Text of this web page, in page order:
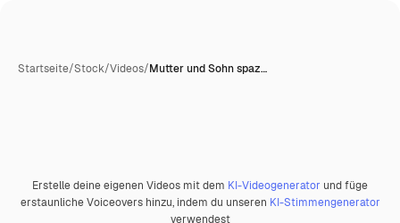
Startseite/Stock/Videos/Mutter und Sohn spaz…
Premium
Erstelle deine eigenen Videos mit dem KI-Videogenerator und füge
erstaunliche Voiceovers hinzu, indem du unseren KI-Stimmengenerator
verwendest